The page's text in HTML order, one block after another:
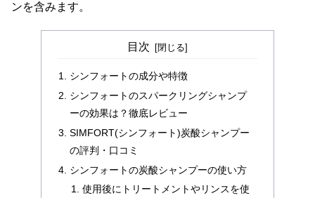
ンを含みます。
目次
シンフォートの成分や特徴
シンフォートのスパークリングシャンプ
ーの効果は？徹底レビュー
SIMFORT(シンフォート)炭酸シャンプー
の評判・口コミ
シンフォートの炭酸シャンプーの使い方
使用後にトリートメントやリンスを使